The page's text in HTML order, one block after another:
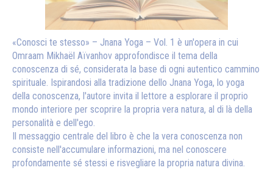
«Conosci te stesso» – Jnana Yoga – Vol. 1 è un'opera in cui
Omraam Mikhaël Aïvanhov approfondisce il tema della
conoscenza di sé, considerata la base di ogni autentico cammino
spirituale. Ispirandosi alla tradizione dello Jnana Yoga, lo yoga
della conoscenza, l'autore invita il lettore a esplorare il proprio
mondo interiore per scoprire la propria vera natura, al di là della
personalità e dell'ego.
Il messaggio centrale del libro è che la vera conoscenza non
consiste nell'accumulare informazioni, ma nel conoscere
profondamente sé stessi e risvegliare la propria natura divina.